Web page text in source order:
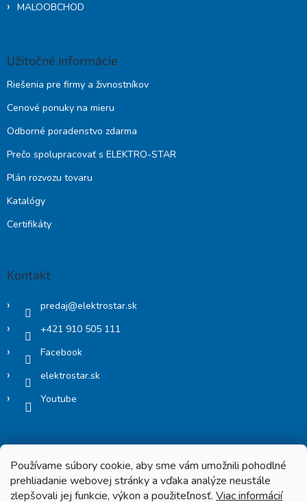
Používame súbory cookie, aby sme vám umožnili pohodlné
prehliadanie webovej stránky a vďaka analýze neustále
zlepšovali jej funkcie, výkon a použiteľnosť. Viac informácií
MALOOBCHOD
Užitočné informácie
Riešenia pre firmy a živnostníkov
Cenové ponuky na mieru
Odborné poradenstvo zdarma
Prečo spolupracovať s ELEKTRO-STAR
Plán rozvozu tovaru
Katalógy
Certifikáty
Kontakt
predaj@elektrostar.sk
+421 910 505 111
Facebook
elektrostar.sk
Youtube